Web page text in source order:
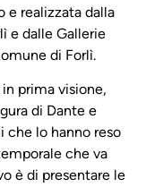
e realizzata dalla
e dalle Gallerie
di Forlì.
prima visione,
di Dante e
che lo hanno reso
che va
è di presentare le